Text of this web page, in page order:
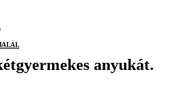
anyukát.